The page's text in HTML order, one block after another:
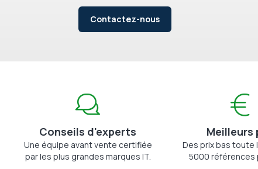
Contactez-nous
Conseils d'experts
Une équipe avant vente certifiée
par les plus grandes marques IT.
Meilleurs
Des prix bas toute
5000 références